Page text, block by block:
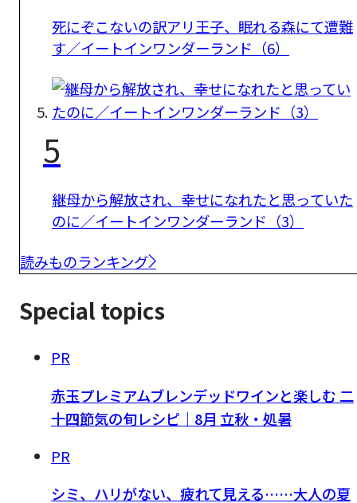
死にぞこないの訳アリ王子、眠れる森にて遭難
す／イートインワンダーランド（6）
5
継母から解放され、幸せになれたと思っていた
のに／イートインワンダーランド（3）
読みものランキング
Special topics
PR
赤玉プレミアムブレンデッドワインと楽しむ 二
十四節気の旬レシピ｜8月 立秋・処暑
PR
シミ、ハリがない、疲れて見える……大人の夏